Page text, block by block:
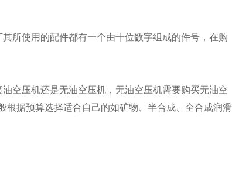
所使用的配件都有一个由十位数字组成的件号，在购
空压机还是无油空压机，无油空压机需要购买无油空
根据预算选择适合自己的如矿物、半合成、全合成润滑